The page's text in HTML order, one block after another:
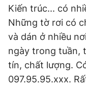
Kiến trúc... có
Những tờ rơi có
và dán ở nhiều
ngày trong tuần,
tín, chất lượng.
097.95.95.xxx.